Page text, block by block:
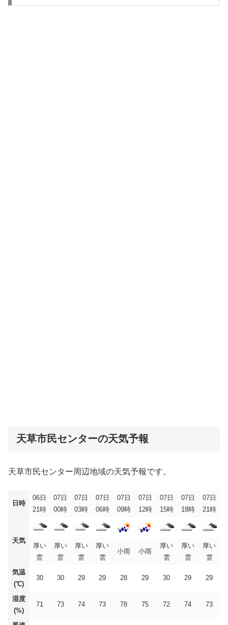
天草市民センターの天気予報
天草市民センター周辺地域の天気予報です。
日時
06日
21時
07日
00時
07日
03時
07日
06時
07日
09時
07日
12時
07日
15時
07日
18時
07日
21時
天気
厚い
雲
厚い
雲
厚い
雲
厚い
雲
小雨 小雨
厚い
雲
厚い
雲
厚い
雲
気温
(℃)
30 30 29 29 28 29 30 29 29
湿度
(%)
71 73 74 73 78 75 72 74 73